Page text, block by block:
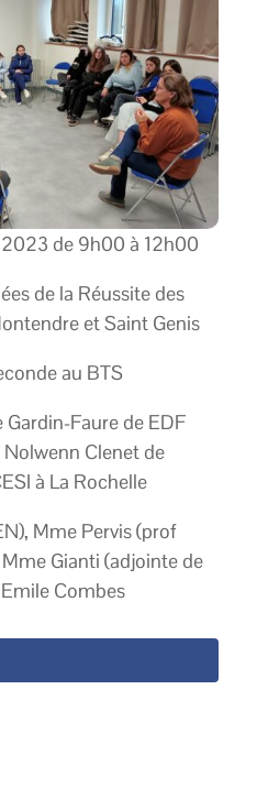
de 9h00 à 12h00
de la Réussite des
et Saint Genis
au BTS
Faure de EDF
Clenet de
à La Rochelle
Mme Pervis (prof
Gianti (adjointe de
Combes